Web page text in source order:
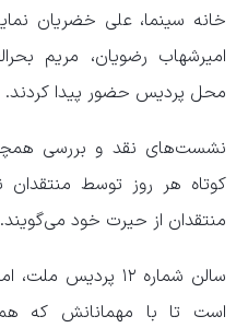
خانه سینما، علی خضریان
امیرشهاب رضویان، مریم
محل پردیس حضور پیدا کردند.
نشست‌های نقد و بررسی
کوتاه هر روز توسط
منتقدان از حیرت خود می‌گویند.
سالن شماره ۱۲
است تا با مهمانانش که